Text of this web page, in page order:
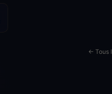
← Tous